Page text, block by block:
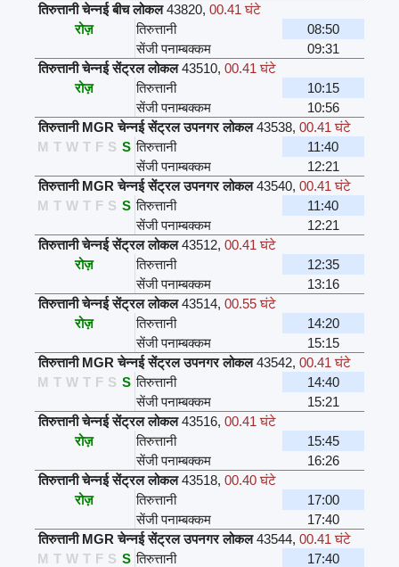
तिरुत्तानी चेन्नई बीच लोकल 43820, 00.41 घंटे
रोज़
तिरुत्तानी
08:50
सेंजी पनाम्बक्कम
09:31
तिरुत्तानी चेन्नई सेंट्रल लोकल 43510, 00.41 घंटे
रोज़
तिरुत्तानी
10:15
सेंजी पनाम्बक्कम
10:56
तिरुत्तानी MGR चेन्नई सेंट्रल उपनगर लोकल 43538, 00.41 घंटे
M T W T F S S तिरुत्तानी
11:40
सेंजी पनाम्बक्कम
12:21
तिरुत्तानी MGR चेन्नई सेंट्रल उपनगर लोकल 43540, 00.41 घंटे
M T W T F S S तिरुत्तानी
11:40
सेंजी पनाम्बक्कम
12:21
तिरुत्तानी चेन्नई सेंट्रल लोकल 43512, 00.41 घंटे
रोज़
तिरुत्तानी
12:35
सेंजी पनाम्बक्कम
13:16
तिरुत्तानी चेन्नई सेंट्रल लोकल 43514, 00.55 घंटे
रोज़
तिरुत्तानी
14:20
सेंजी पनाम्बक्कम
15:15
तिरुत्तानी MGR चेन्नई सेंट्रल उपनगर लोकल 43542, 00.41 घंटे
M T W T F S S तिरुत्तानी
14:40
सेंजी पनाम्बक्कम
15:21
तिरुत्तानी चेन्नई सेंट्रल लोकल 43516, 00.41 घंटे
रोज़
तिरुत्तानी
15:45
सेंजी पनाम्बक्कम
16:26
तिरुत्तानी चेन्नई सेंट्रल लोकल 43518, 00.40 घंटे
रोज़
तिरुत्तानी
17:00
सेंजी पनाम्बक्कम
17:40
तिरुत्तानी MGR चेन्नई सेंट्रल उपनगर लोकल 43544, 00.41 घंटे
M T W T F S S तिरुत्तानी
17:40